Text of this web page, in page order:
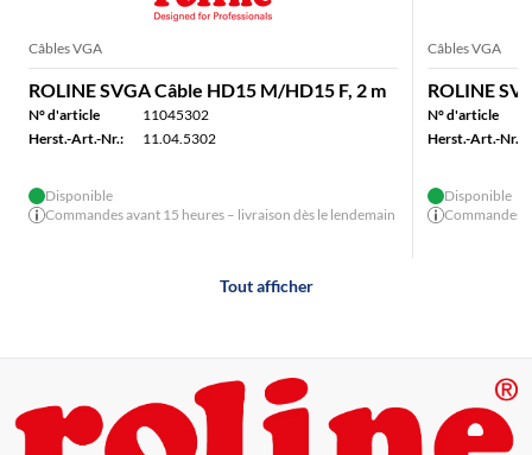
Câbles VGA
ROLINE SVGA Câble HD15 M/HD15 F, 2 m
N° d'article
11045302
Herst.-Art.-Nr.:
11.04.5302
Disponible
Commandes avant 15 heures – livraison dès le lendemain
Câbles VGA
ROLINE
N° d'article
Herst.-Art.-Nr.:
Disponible
Commandes
Tout afficher